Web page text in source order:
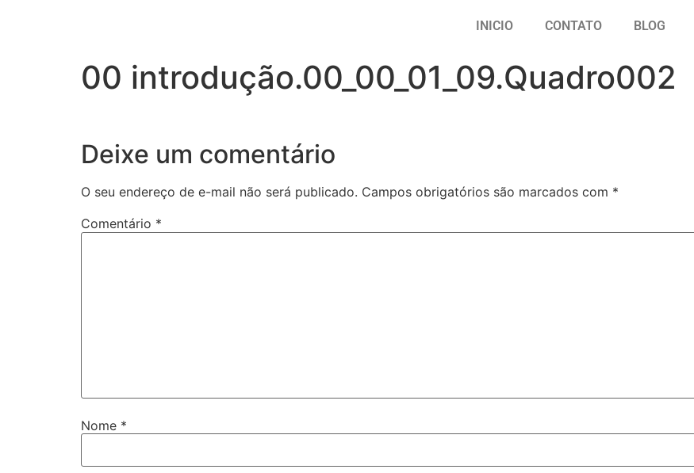
INICIO CONTATO BLOG
00 introdução.00_00_01_09.Quadro002
Deixe um comentário
O seu endereço de e-mail não será publicado. Campos obrigatórios são marcados com *
Comentário *
Nome *